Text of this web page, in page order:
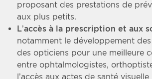
proposant des prestations de
aux plus petits.
L’accès à la prescription et aux
notamment le développement
des opticiens pour une meilleure
entre ophtalmologistes,
l’accès aux actes de santé